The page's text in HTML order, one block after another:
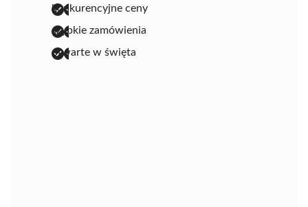
konkurencyjne ceny
szybkie zamówienia
otwarte w święta